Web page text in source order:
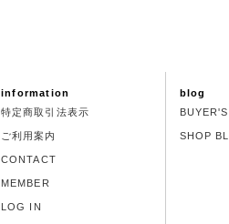
information
特定商取引法表示
ご利用案内
CONTACT
MEMBER
LOG IN
blog
SHOP